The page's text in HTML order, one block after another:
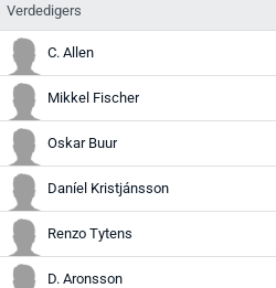
Verdedigers
C. Allen
Mikkel Fischer
Oskar Buur
Daníel Kristjánsson
Renzo Tytens
D. Aronsson